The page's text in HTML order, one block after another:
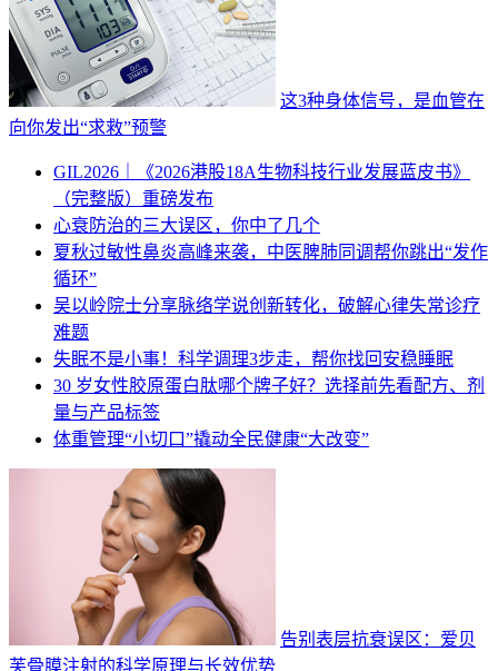
这3种身体信号，是血管在
向你发出“求救”预警
GIL2026｜《2026港股18A生物科技行业发展蓝皮书》
（完整版）重磅发布
心衰防治的三大误区，你中了几个
夏秋过敏性鼻炎高峰来袭，中医脾肺同调帮你跳出“发作
循环”
吴以岭院士分享脉络学说创新转化，破解心律失常诊疗
难题
失眠不是小事！科学调理3步走，帮你找回安稳睡眠
30 岁女性胶原蛋白肽哪个牌子好？选择前先看配方、剂
量与产品标签
体重管理“小切口”撬动全民健康“大改变”
告别表层抗衰误区：爱贝
芙骨膜注射的科学原理与长效优势